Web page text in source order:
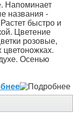
Напоминает
названия -
быстро и
Цветение
розовые,
Осенью